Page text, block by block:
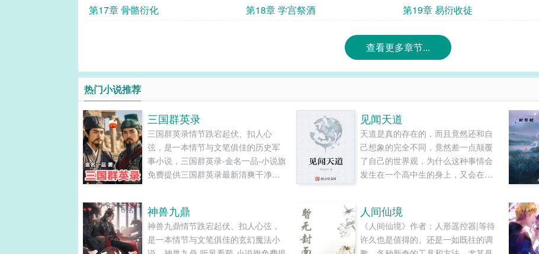
立在无尽的岁月长河中
第17章 骨骼衍化
第18章 学宫祭酒 第19章 易衍收徒
查看更多章节...
热门小说推荐
三国群英录
三国群英录情节跌宕起伏、扣人心
弦，是一本情节与文笔俱佳的历史军
事小说，三国群英录-金名一品-小说旗
免费提供三国群英录最新清爽干净的
见闻天道
天道是真的存在的，而且竟然还和自
己想象的完全不同，竟然差一点颠覆
了自己的世界观，为什么这种事情会
发生在一个高中生的身上，又会在天
神兽九鼎
神兽九鼎情节跌宕起伏、扣人心弦，
是一本情节与文笔俱佳的玄幻魔法小
人间仙境
《人间仙境》作者：人形遥控器|等待
许久也是值得的。还是一如既往的调